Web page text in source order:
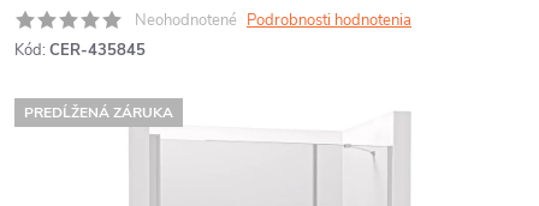
Neohodnotené Podrobnosti hodnotenia
Kód: CER-435845
PREDĹŽENÁ ZÁRUKA